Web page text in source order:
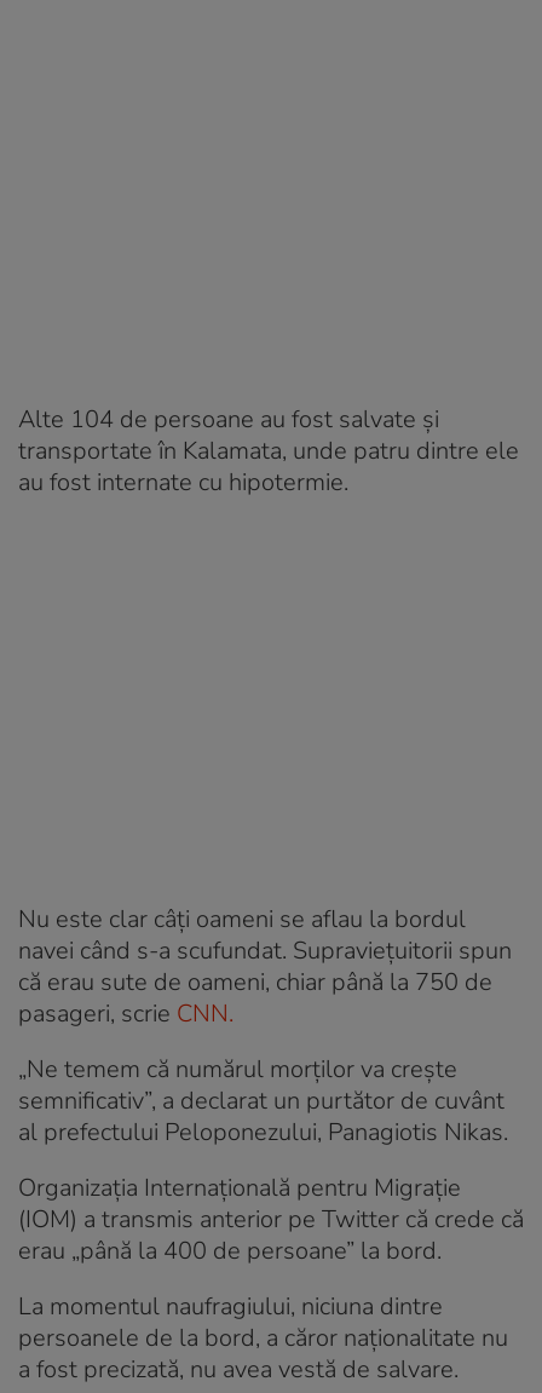
Alte 104 de persoane au fost salvate și
transportate în Kalamata, unde patru dintre ele
au fost internate cu hipotermie.
Nu este clar câți oameni se aflau la bordul
navei când s-a scufundat. Supraviețuitorii spun
că erau sute de oameni, chiar până la 750 de
pasageri, scrie CNN.
„Ne temem că numărul morților va crește
semnificativ”, a declarat un purtător de cuvânt
al prefectului Peloponezului, Panagiotis Nikas.
Organizația Internațională pentru Migrație
(IOM) a transmis anterior pe Twitter că crede că
erau „până la 400 de persoane” la bord.
La momentul naufragiului, niciuna dintre
persoanele de la bord, a căror naţionalitate nu
a fost precizată, nu avea vestă de salvare.